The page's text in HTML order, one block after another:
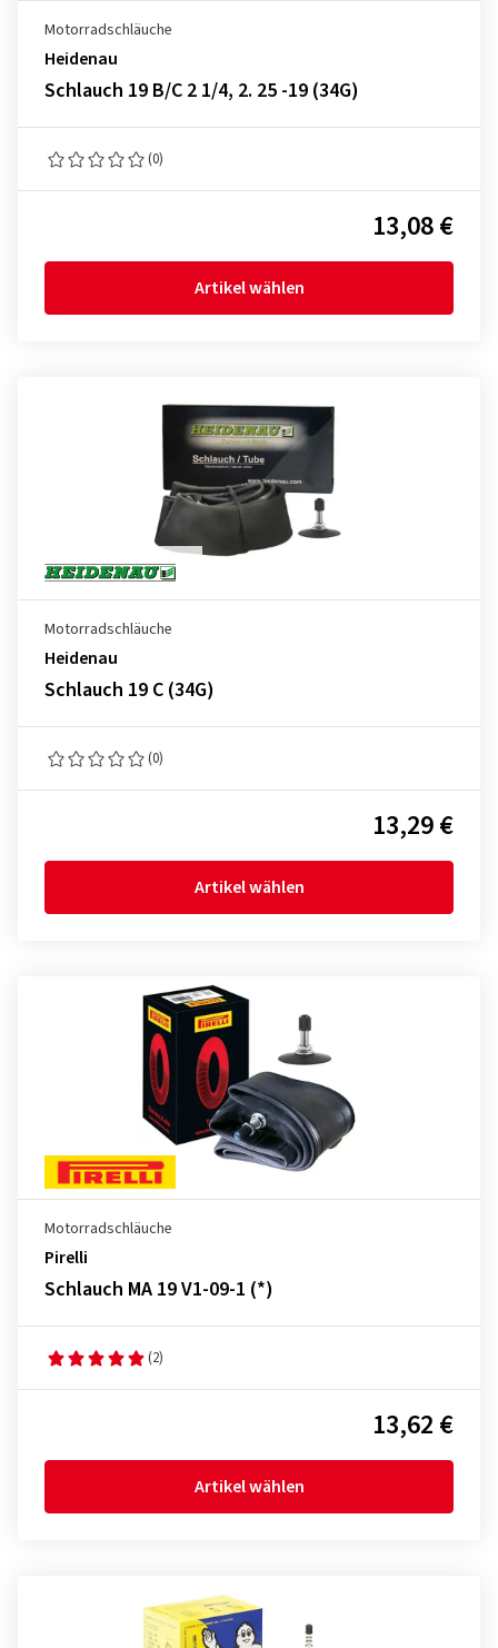
Motorradschläuche
Heidenau
Schlauch 19 B/C 2 1/4, 2. 25 -19 (34G)
(0)
13,08 €
Artikel wählen
Motorradschläuche
Heidenau
Schlauch 19 C (34G)
(0)
13,29 €
Artikel wählen
Motorradschläuche
Pirelli
Schlauch MA 19 V1-09-1 (*)
(2)
13,62 €
Artikel wählen